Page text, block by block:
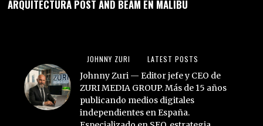
ARQUITECTURA POST AND BEAM EN MALIBÚ
JOHNNY ZURI LATEST POSTS
Johnny Zuri — Editor jefe y CEO de
ZURI MEDIA GROUP. Más de 15 años
publicando medios digitales
independientes en España.